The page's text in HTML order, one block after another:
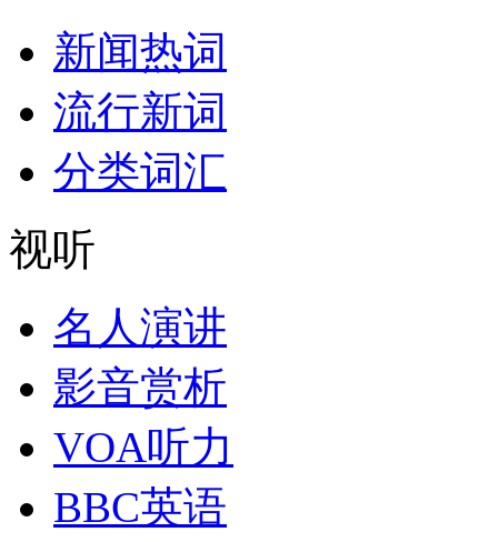
新闻热词
流行新词
分类词汇
视听
名人演讲
影音赏析
VOA听力
BBC英语